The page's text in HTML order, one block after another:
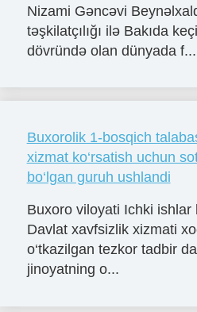
Nizami Gəncəvi
təşkilatçılığı ilə Bakıda
dövründə olan dünyada f...
Buxorolik 1-bosqich
xizmat ko‘rsatish uchun
bo‘lgan guruh ushlandi
Buxoro viloyati Ichki ishlar
Davlat xavfsizlik xizmati
o‘tkazilgan tezkor tadbir
jinoyatning o...